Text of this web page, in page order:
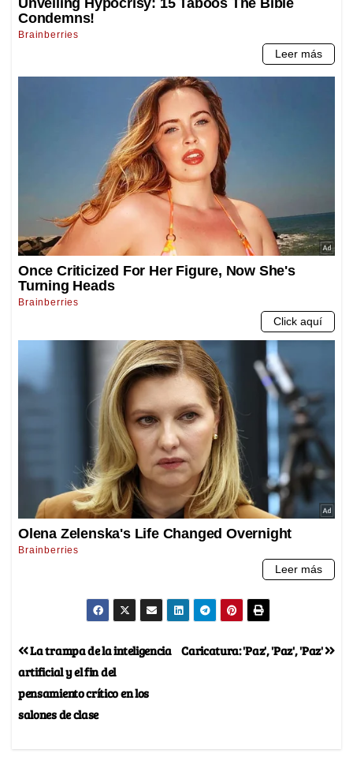
Caricatura: 'Paz', 'Paz', 'Paz'
La trampa de la inteligencia
artificial y el fin del
pensamiento crítico en los
salones de clase